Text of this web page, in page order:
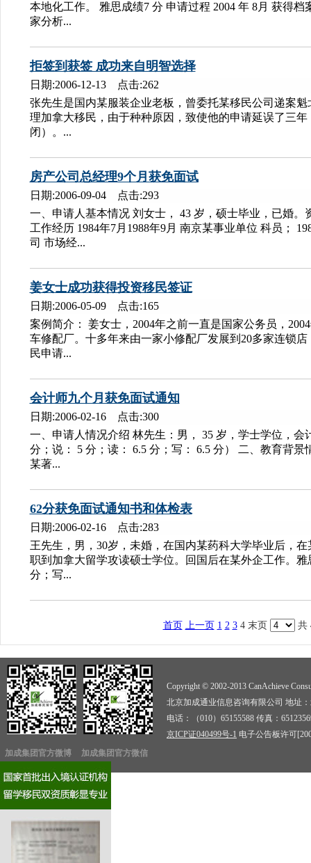
本地化工作。 雅思成绩7 分 申请过程 2004 年 8月 获得档
家分析...
拒签到获签 成功来自明智选择
日期:2006-12-13 点击:262
张先生是国内某服装企业老板，曾委托某移民公司递案
理加拿大移民，由于种种原因，致使他的申请延误了三
闭）。...
房产公司总经理9个月获免面试
日期:2006-09-04 点击:293
一、申请人基本情况 刘女士， 43 岁，硕士毕业，已婚。
工作经历 1984年7月1988年9月 南京某事业单位 科员；
司 市场经...
姜女士成功获得投资移民签证
日期:2006-05-09 点击:165
案例简介： 姜女士，2004年之前一直是国家公务员，
车修配厂。十多年来由一家小修配厂发展到20多家连锁
民申请...
会计师九个月获免面试通知
日期:2006-02-16 点击:300
一、申请人情况介绍 林先生：男， 35 岁，学士学位，会
分；说： 5 分；读： 6.5 分；写： 6.5 分） 二、教育背景
某著...
62分获免面试通知书和体检表
日期:2006-02-16 点击:283
王先生，男，30岁，未婚，在国内某药科大学毕业后，
职到加拿大留学攻读硕士学位。回国后在某外企工作。
分；写...
首页 上一页 1 2 3 4 末页 共
加成集团官方微博 加成集团官方微信
Copyright © 2002-2013 CanAchieve
北京加成通业信息咨询有限公司 地址
电话：（010）65155588 传真：
京ICP证040499号-1 电子公告板许可